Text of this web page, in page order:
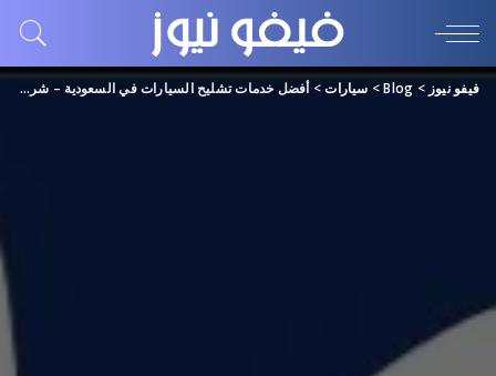
فيفو نيوز >
Blog
> سيارات>أفضل خدمات تشليح السيارات في السعودية – شراء سيارات تالفة بأعلى سعر